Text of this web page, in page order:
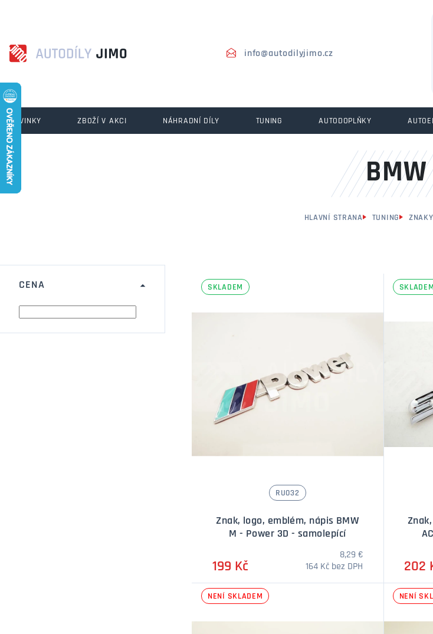
info@autodilyjimo.cz
NOVINKY ZBOŽÍ V AKCI NÁHRADNÍ DÍLY TUNING AUTODOPLŇKY
BMW
HLAVNÍ STRANA TUNING
CENA SKLADEM
RU032
Znak, logo, emblém, nápis BMW
M - Power 3D - samolepící
199 Kč
8,29 €
164 Kč bez DPH
SKLADEM
202
NENÍ SKLADEM NENÍ
Můžeme vám pomoci